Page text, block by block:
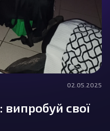
02.05.2025
випробуй свої